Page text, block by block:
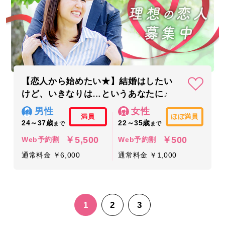
【恋人から始めたい★】結婚はしたい
けど、いきなりは…というあなたに♪
男性
24～37歳まで
満員
Web予約割 ￥5,500
通常料金 ￥6,000
女性
22～35歳 まで
ほぼ満員
Web予約割 ￥500
通常料金 ￥1,000
1 2 3